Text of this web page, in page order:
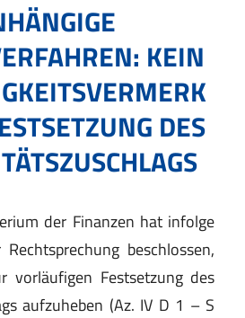
KEIN
DES
der Finanzen hat infolge
beschlossen,
vorläufigen Festsetzung des
aufzuheben (Az. IV D 1 – S